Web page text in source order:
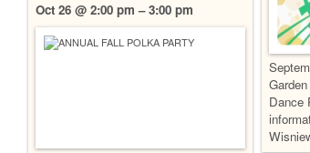
Dance
Oct 26 @ 2:00 pm – 3:00 pm